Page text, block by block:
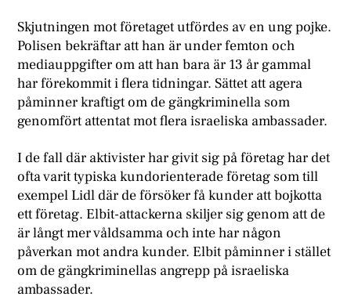
Skjutningen mot företaget utfördes av en ung pojke.
Polisen bekräftar att han är under femton och
mediauppgifter om att han bara är 13 år gammal
har förekommit i flera tidningar. Sättet att agera
påminner kraftigt om de gängkriminella som
genomfört attentat mot flera israeliska ambassader.
I de fall där aktivister har givit sig på företag har det
ofta varit typiska kundorienterade företag som till
exempel Lidl där de försöker få kunder att bojkotta
ett företag. Elbit-attackerna skiljer sig genom att de
är långt mer våldsamma och inte har någon
påverkan mot andra kunder. Elbit påminner i stället
om de gängkriminellas angrepp på israeliska
ambassader.